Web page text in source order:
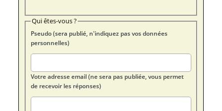
Qui êtes-vous ?
Pseudo (sera publié, n'indiquez pas vos données
personnelles)
Votre adresse email (ne sera pas publiée, vous permet
de recevoir les réponses)